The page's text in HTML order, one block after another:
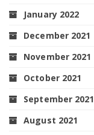
January 2022
December 2021
November 2021
October 2021
September 2021
August 2021